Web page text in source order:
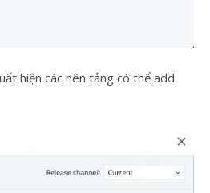
hiện các nên tảng có thể add